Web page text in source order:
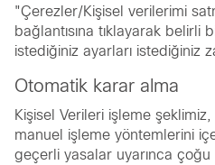
"Çerezler/Kişisel verilerimi
bağlantısına tıklayarak belirli
istediğiniz ayarları istediğiniz
Otomatik karar alma
Kişisel Verileri işleme
manuel işleme yöntemlerini
geçerli yasalar uyarınca çoğu